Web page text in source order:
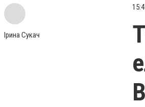
Ірина Сукач